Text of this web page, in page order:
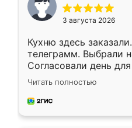
3 августа 2026
Кухню здесь
телеграмм. Выбрали
Согласовали день
недели кухня была
довольны работой.
мебель за
Читать полностью